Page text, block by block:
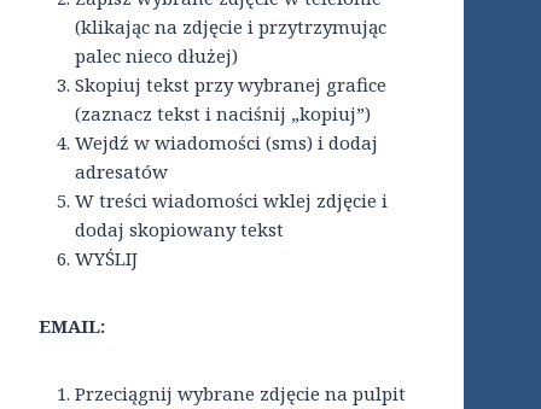
(klikając na zdjęcie i przytrzymując
palec nieco dłużej)
Skopiuj tekst przy wybranej grafice
(zaznacz tekst i naciśnij „kopiuj”)
Wejdź w wiadomości (sms) i dodaj
adresatów
W treści wiadomości wklej zdjęcie i
dodaj skopiowany tekst
WYŚLIJ
EMAIL:
Przeciągnij wybrane zdjęcie na pulpit